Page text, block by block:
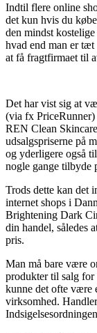
Indtil flere online
det kun hvis du
den mindst
hvad end man er
at få fragtfirmaet til
Det har vist sig at
(via fx PriceRunner)
REN Clean
udsalgspriserne på
og yderligere også
nogle gange tilbyde
Trods dette kan det
internet shops i
Brightening Dark
din handel, således
pris.
Man må bare være
produkter til salg
kunne det ofte være
virksomhed.